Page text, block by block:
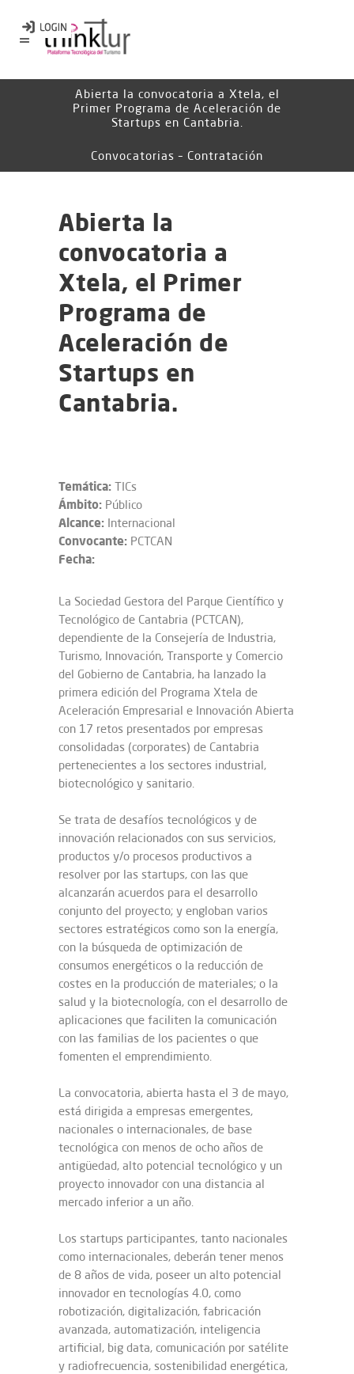
Abierta la convocatoria a Xtela, el
Primer Programa de Aceleración de
Startups en Cantabria.
Convocatorias – Contratación
Abierta la
convocatoria a
Xtela, el Primer
Programa de
Aceleración de
Startups en
Cantabria.
Temática: TICs
Ámbito: Público
Alcance: Internacional
Convocante: PCTCAN
Fecha:
La Sociedad Gestora del Parque Científico y
Tecnológico de Cantabria (PCTCAN),
dependiente de la Consejería de Industria,
Turismo, Innovación, Transporte y Comercio
del Gobierno de Cantabria, ha lanzado la
primera edición del Programa Xtela de
Aceleración Empresarial e Innovación Abierta
con 17 retos presentados por empresas
consolidadas (corporates) de Cantabria
pertenecientes a los sectores industrial,
biotecnológico y sanitario.
Se trata de desafíos tecnológicos y de
innovación relacionados con sus servicios,
productos y/o procesos productivos a
resolver por las startups, con las que
alcanzarán acuerdos para el desarrollo
conjunto del proyecto; y engloban varios
sectores estratégicos como son la energía,
con la búsqueda de optimización de
consumos energéticos o la reducción de
costes en la producción de materiales; o la
salud y la biotecnología, con el desarrollo de
aplicaciones que faciliten la comunicación
con las familias de los pacientes o que
fomenten el emprendimiento.
La convocatoria, abierta hasta el 3 de mayo,
está dirigida a empresas emergentes,
nacionales o internacionales, de base
tecnológica con menos de ocho años de
antigüedad, alto potencial tecnológico y un
proyecto innovador con una distancia al
mercado inferior a un año.
Los startups participantes, tanto nacionales
como internacionales, deberán tener menos
de 8 años de vida, poseer un alto potencial
innovador en tecnologías 4.0, como
robotización, digitalización, fabricación
avanzada, automatización, inteligencia
artificial, big data, comunicación por satélite
y radiofrecuencia, sostenibilidad energética,